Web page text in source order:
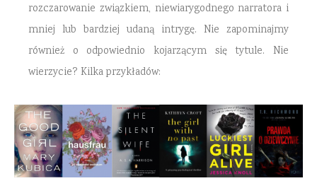
rozczarowanie związkiem, niewiarygodnego narratora i
mniej lub bardziej udaną intrygę. Nie zapominajmy
również o odpowiednio kojarzącym się tytule. Nie
wierzycie? Kilka przykładów: